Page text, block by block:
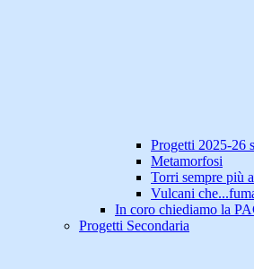
Progetti 2025-26
Metamorfosi
Torri sempre più
Vulcani
In coro chiediamo la
Progetti Secondaria